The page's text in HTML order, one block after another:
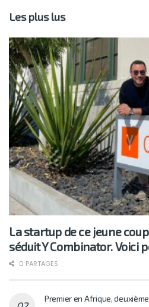
Les plus lus
La startup de ce jeune
séduit Y Combinator. Voici
0 PARTAGES
Premier en Afrique,